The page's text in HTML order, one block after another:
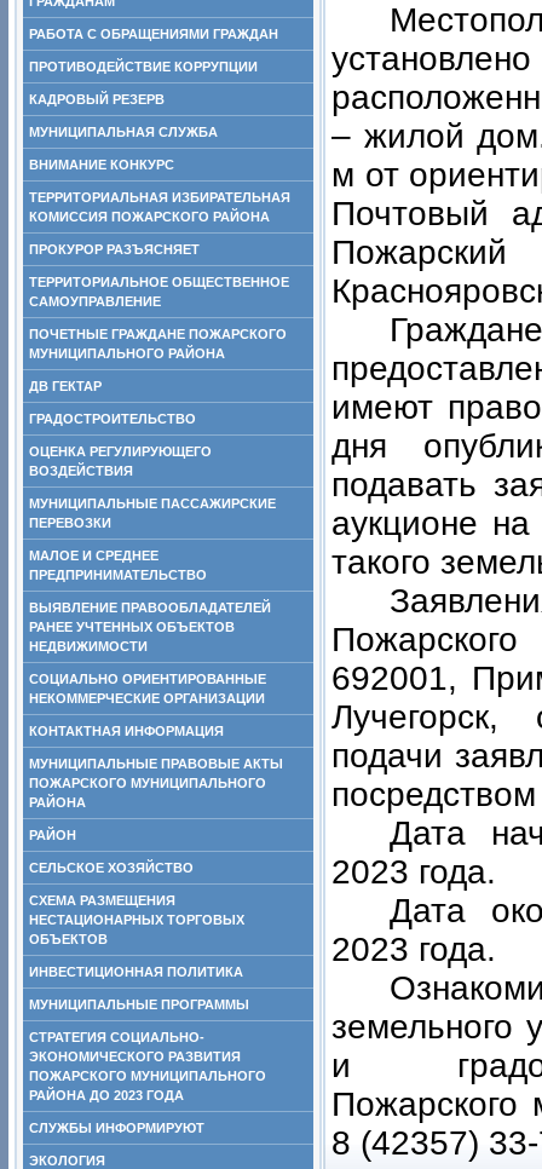
РАБОТА С ОБРАЩЕНИЯМИ ГРАЖДАН
ПРОТИВОДЕЙСТВИЕ КОРРУПЦИИ
КАДРОВЫЙ РЕЗЕРВ
МУНИЦИПАЛЬНАЯ СЛУЖБА
ВНИМАНИЕ КОНКУРС
ТЕРРИТОРИАЛЬНАЯ ИЗБИРАТЕЛЬНАЯ
КОМИССИЯ ПОЖАРСКОГО РАЙОНА
ПРОКУРОР РАЗЪЯСНЯЕТ
ТЕРРИТОРИАЛЬНОЕ ОБЩЕСТВЕННОЕ
САМОУПРАВЛЕНИЕ
ПОЧЕТНЫЕ ГРАЖДАНЕ ПОЖАРСКОГО
МУНИЦИПАЛЬНОГО РАЙОНА
ДВ ГЕКТАР
ГРАДОСТРОИТЕЛЬСТВО
ОЦЕНКА РЕГУЛИРУЮЩЕГО
ВОЗДЕЙСТВИЯ
МУНИЦИПАЛЬНЫЕ ПАССАЖИРСКИЕ
ПЕРЕВОЗКИ
МАЛОЕ И СРЕДНЕЕ
ПРЕДПРИНИМАТЕЛЬСТВО
ВЫЯВЛЕНИЕ ПРАВООБЛАДАТЕЛЕЙ
РАНЕЕ УЧТЕННЫХ ОБЪЕКТОВ
НЕДВИЖИМОСТИ
СОЦИАЛЬНО ОРИЕНТИРОВАННЫЕ
НЕКОММЕРЧЕСКИЕ ОРГАНИЗАЦИИ
КОНТАКТНАЯ ИНФОРМАЦИЯ
МУНИЦИПАЛЬНЫЕ ПРАВОВЫЕ АКТЫ
ПОЖАРСКОГО МУНИЦИПАЛЬНОГО
РАЙОНА
РАЙОН
СЕЛЬСКОЕ ХОЗЯЙСТВО
СХЕМА РАЗМЕЩЕНИЯ
НЕСТАЦИОНАРНЫХ ТОРГОВЫХ
ОБЪЕКТОВ
ИНВЕСТИЦИОННАЯ ПОЛИТИКА
МУНИЦИПАЛЬНЫЕ ПРОГРАММЫ
СТРАТЕГИЯ СОЦИАЛЬНО-
ЭКОНОМИЧЕСКОГО РАЗВИТИЯ
ПОЖАРСКОГО МУНИЦИПАЛЬНОГО
РАЙОНА ДО 2023 ГОДА
СЛУЖБЫ ИНФОРМИРУЮТ
ЭКОЛОГИЯ
– жилой
м от
Почтовый
имеют
дня
подавать
аукционе
такого
692001,
подачи
Дата
2023 года.
Дата
2023 года.
земельного
и
Пожарского
8 (42357)